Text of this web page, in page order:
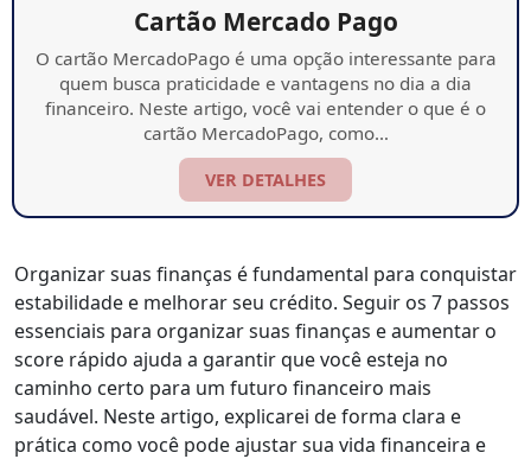
Cartão Mercado Pago
O cartão MercadoPago é uma opção interessante para
quem busca praticidade e vantagens no dia a dia
financeiro. Neste artigo, você vai entender o que é o
cartão MercadoPago, como…
VER DETALHES
Organizar suas finanças é fundamental para conquistar
estabilidade e melhorar seu crédito. Seguir os 7 passos
essenciais para organizar suas finanças e aumentar o
score rápido ajuda a garantir que você esteja no
caminho certo para um futuro financeiro mais
saudável. Neste artigo, explicarei de forma clara e
prática como você pode ajustar sua vida financeira e